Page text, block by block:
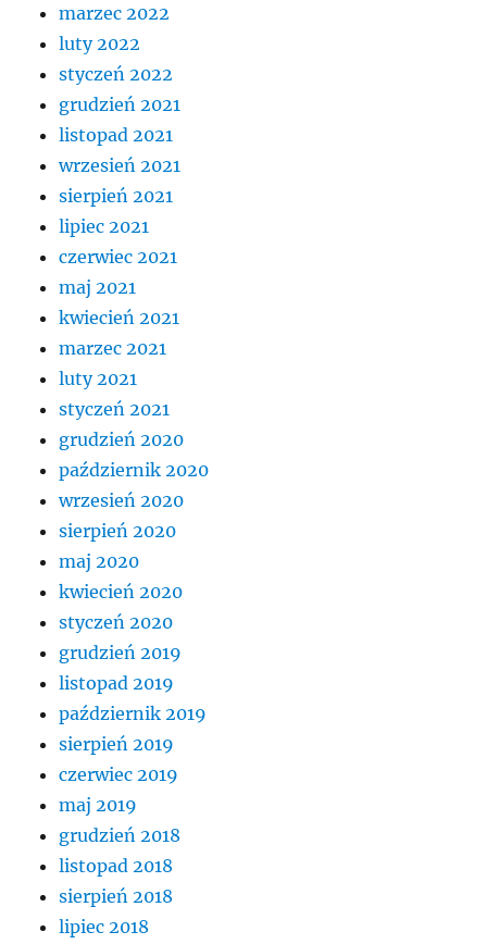
marzec 2022
luty 2022
styczeń 2022
grudzień 2021
listopad 2021
wrzesień 2021
sierpień 2021
lipiec 2021
czerwiec 2021
maj 2021
kwiecień 2021
marzec 2021
luty 2021
styczeń 2021
grudzień 2020
październik 2020
wrzesień 2020
sierpień 2020
maj 2020
kwiecień 2020
styczeń 2020
grudzień 2019
listopad 2019
październik 2019
sierpień 2019
czerwiec 2019
maj 2019
grudzień 2018
listopad 2018
sierpień 2018
lipiec 2018